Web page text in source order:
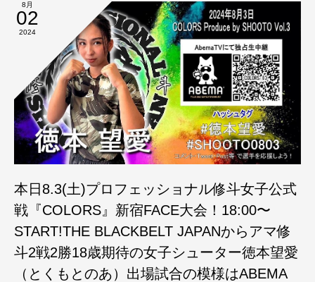
8月
02
2024
本日8.3(土)プロフェッショナル修斗女子公式
戦『COLORS』新宿FACE大会！18:00〜
START!THE BLACKBELT JAPANからアマ修
斗2戦2勝18歳期待の女子シューター徳本望愛
（とくもとのあ）出場試合の模様はABEMA